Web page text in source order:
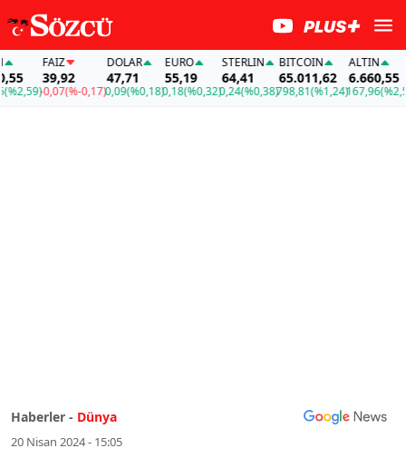
FAİZ
39,92
-0,07(%-0,17)
DOLAR
47,71
0,09(%0,18)
EURO
55,19
0,18(%0,32)
STERLIN
64,41
0,24(%0,38)
BITCOIN
65.011,62
798,81(%1,24)
ALTIN
6.660,55
167,96(%2,59)-
Haberler - Dünya
20 Nisan 2024 - 15:05